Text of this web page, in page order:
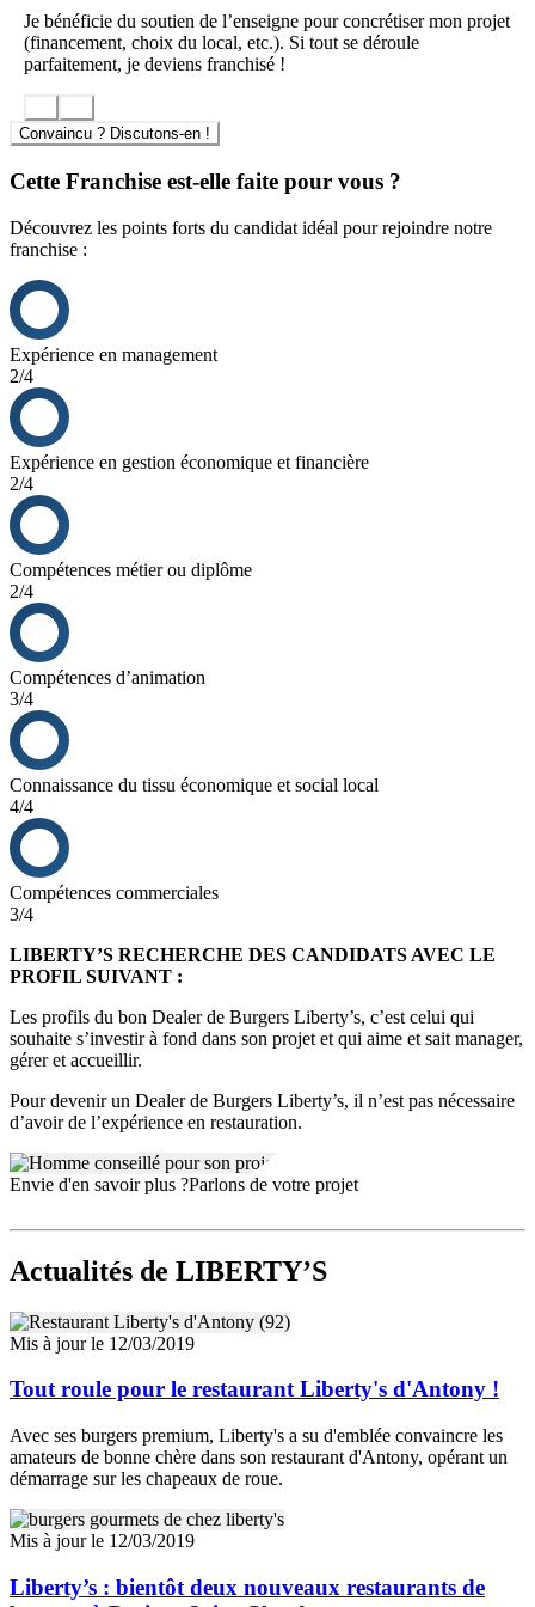
Et le Burger est parti pour rester roi.
Participer à une aventure ambitieuse au plan de communication
alléchant à la fois national et local.
Entreprendre en étant à la fois indépendant et accompagné par une
Je bénéficie du soutien de l’enseigne pour concrétiser mon projet
(financement, choix du local, etc.). Si tout se déroule
parfaitement, je deviens franchisé !
Convaincu ? Discutons-en !
Cette Franchise est-elle faite pour vous ?
Découvrez les points forts du candidat idéal pour rejoindre notre
franchise :
Expérience en management
2/4
Expérience en gestion économique et financière
2/4
Compétences métier ou diplôme
2/4
Compétences d’animation
3/4
Connaissance du tissu économique et social local
4/4
Compétences commerciales
3/4
LIBERTY’S RECHERCHE DES CANDIDATS AVEC LE
PROFIL SUIVANT :
Les profils du bon Dealer de Burgers Liberty’s, c’est celui qui
souhaite s’investir à fond dans son projet et qui aime et sait manager,
gérer et accueillir.
Pour devenir un Dealer de Burgers Liberty’s, il n’est pas nécessaire
d’avoir de l’expérience en restauration.
Envie d'en savoir plus ?Parlons de votre projet
Actualités de LIBERTY’S
Mis à jour le 12/03/2019
Tout roule pour le restaurant Liberty's d'Antony !
Avec ses burgers premium, Liberty's a su d'emblée convaincre les
amateurs de bonne chère dans son restaurant d'Antony, opérant un
démarrage sur les chapeaux de roue.
Mis à jour le 12/03/2019
Liberty’s : bientôt deux nouveaux restaurants de